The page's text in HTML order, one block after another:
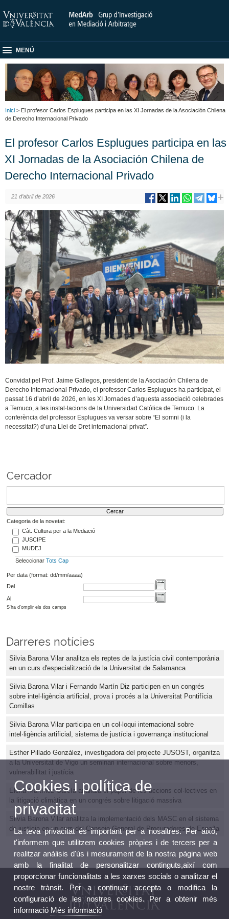
MENÚ
Inici > El profesor Carlos Esplugues participa en las XI Jornadas de la Asociación Chilena
de Derecho Internacional Privado
El profesor Carlos Esplugues participa en las
XI Jornadas de la Asociación Chilena de
Derecho Internacional Privado
21 d’abril de 2026
Convidat pel Prof. Jaime Gallegos, president de la Asociación Chilena de
Derecho Internacional Privado, el professor Carlos Esplugues ha participat, el
passat 16 d’abril de 2026, en les XI Jornades d’aquesta associació celebrades
a Temuco, a les instal·lacions de la Universidad Católica de Temuco. La
conferència del professor Esplugues va versar sobre “El somni (i la
necessitat?) d’una Llei de Dret internacional privat”.
Cercador
Categoria de la novetat:
Càt. Cultura per a la Mediació
JUSCIPE
MUDEJ
Seleccionar Tots Cap
Per data (format: dd/mm/aaaa)
Del
Al
S'ha d'omplir els dos camps
Darreres notícies
Silvia Barona Vilar analitza els reptes de la justícia civil contemporània
en un curs d'especialització de la Universitat de Salamanca
Silvia Barona Vilar i Fernando Martín Diz participen en un congrés
sobre intel·ligència artificial, prova i procés a la Universitat Pontifícia
Comillas
Silvia Barona Vilar participa en un col·loqui internacional sobre
intel·ligència artificial, sistema de justícia i governança institucional
Esther Pillado González, investigadora del projecte JUSOST, organitza
a la Universitat de Vigo un seminari internacional sobre menors,
vulnerabilitat i justícia
Elena Martínez García analitza el paper de les accions col·lectives en
la litigació climàtica en un congrés sobre litigació massiva
Silvia Barona Vilar analitza la implementació dels MASC en el sistema
de justícia en un curs del Consejo General de Procuradores de España
Cookies i política de
privacitat
La teva privacitat és important per a nosaltres. Per això,
t'informem que utilitzem cookies pròpies i de tercers per a
realitzar anàlisis d'ús i mesurament de la nostra pàgina web
amb la finalitat de personalitzar continguts,així com
proporcionar funcionalitats a les xarxes socials o analitzar el
nostre trànsit. Per a continuar accepta o modifica la
configuració de les nostres cookies. Per a obtenir més
informació Més informació